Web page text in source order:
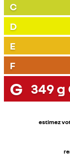
C
D
E
F
G 349 g
estimez